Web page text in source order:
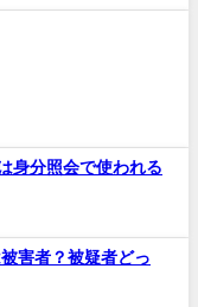
身分照会で使われる
害者？被疑者どっ